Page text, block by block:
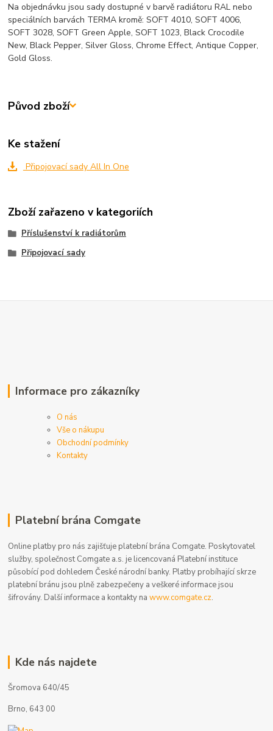
Na objednávku jsou sady dostupné v barvě radiátoru RAL nebo
speciálních barvách TERMA kromě: SOFT 4010, SOFT 4006,
SOFT 3028, SOFT Green Apple, SOFT 1023, Black Crocodile
New, Black Pepper, Silver Gloss, Chrome Effect, Antique Copper,
Gold Gloss.
Původ zboží
Ke stažení
Připojovací sady All In One
Zboží zařazeno v kategoriích
Příslušenství k radiátorům
Připojovací sady
Informace pro zákazníky
O nás
Vše o nákupu
Obchodní podmínky
Kontakty
Platební brána Comgate
Online platby pro nás zajišťuje platební brána Comgate. Poskytovatel
služby, společnost Comgate a.s. je licencovaná Platební instituce
působící pod dohledem České národní banky. Platby probíhající skrze
platební bránu jsou plně zabezpečeny a veškeré informace jsou
šifrovány. Další informace a kontakty nawww.comgate.cz.
Kde nás najdete
Šromova 640/45
Brno, 643 00